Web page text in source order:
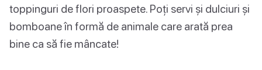
toppinguri de flori proaspete. Poți servi și dulciuri și
bomboane în formă de animale care arată prea
bine ca să fie mâncate!